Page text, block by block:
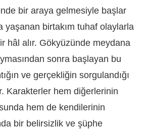
bir araya gelmesiyle başlar
yaşanan birtakım tuhaf olaylarla
hâl alır. Gökyüzünde meydana
sonra başlayan bu
ve gerçekliğin sorgulandığı
Karakterler hem diğerlerinin
hem de kendilerinin
bir belirsizlik ve şüphe